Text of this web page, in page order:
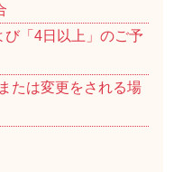
び「4日以上」のご予
たは変更をされる場